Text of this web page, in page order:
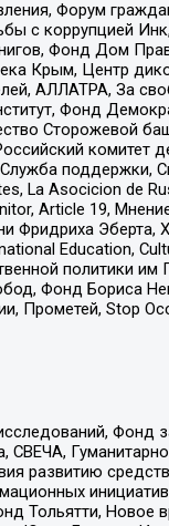
Форум
с коррупцией
Фонд Дом
Крым, Центр
АЛЛАТРА, За
Фонд
Сторожевой
комитет
поддержки,
La Asocicion de
Article 19,
Фридриха Эберта,
Education,
политики им
Фонд Бориса
Прометей, Stop
Фонд
развитию
Тольятти, Новое